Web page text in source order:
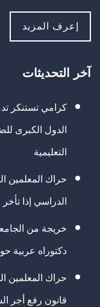
إعرف المزيد
آخر التحديثات
كرامي تستنكر
الدول الكبرى
التعليمية
حراك المعلمين
الدراسي إذا
خريجة من
دكتوراه عربية
حراك المعلمين
قانون رفع أجر